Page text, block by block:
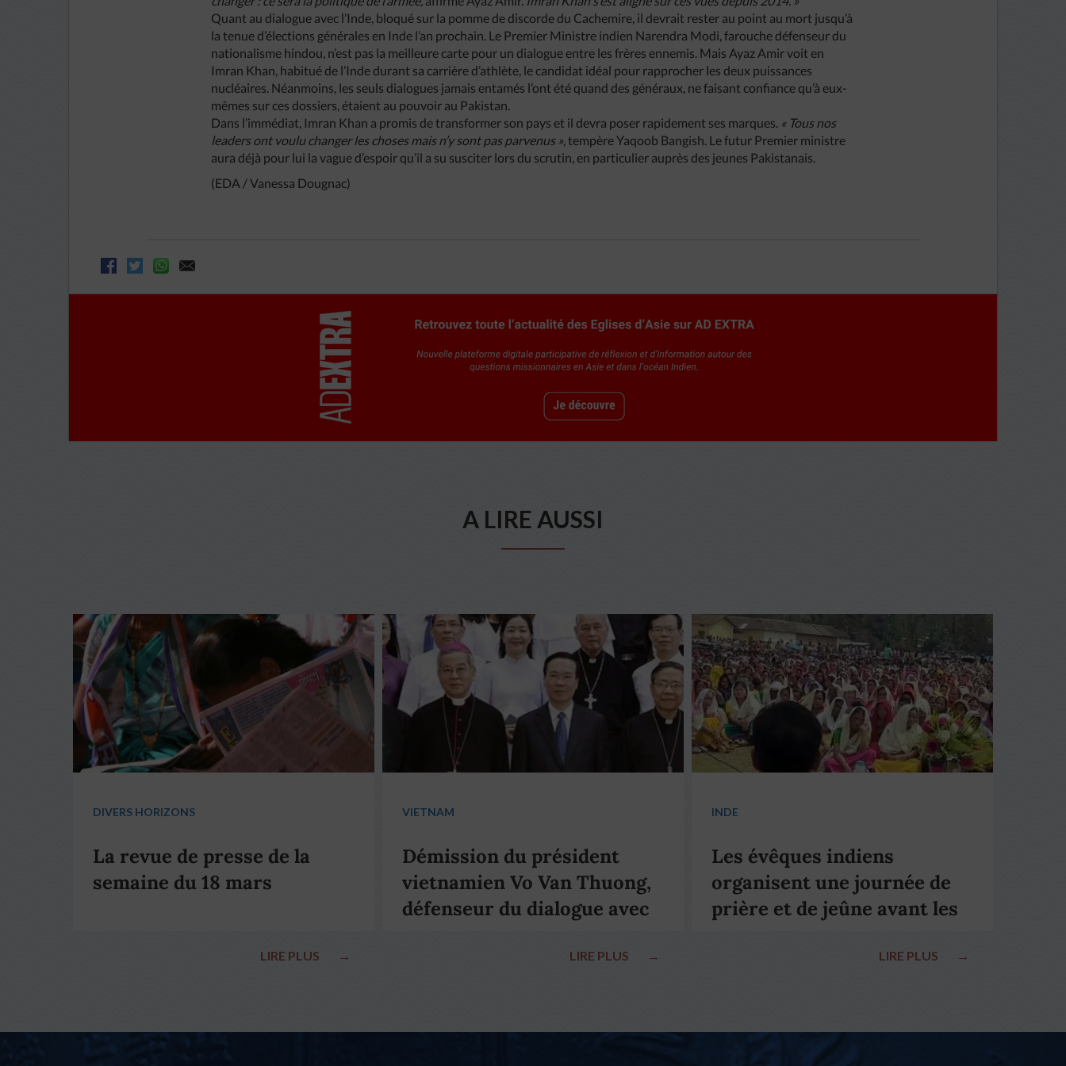
Quant au dialogue avec l’Inde, bloqué sur la pomme de discorde du Cachemire, il devrait rester au point au mort jusqu’à
la tenue d’élections générales en Inde l’an prochain. Le Premier Ministre indien Narendra Modi, farouche défenseur du
nationalisme hindou, n’est pas la meilleure carte pour un dialogue entre les frères ennemis. Mais Ayaz Amir voit en
Imran Khan, habitué de l’Inde durant sa carrière d’athlète, le candidat idéal pour rapprocher les deux puissances
nucléaires. Néanmoins, les seuls dialogues jamais entamés l’ont été quand des généraux, ne faisant confiance qu’à eux-
mêmes sur ces dossiers, étaient au pouvoir au Pakistan.
Dans l’immédiat, Imran Khan a promis de transformer son pays et il devra poser rapidement ses marques. « Tous nos
leaders ont voulu changer les choses mais n’y sont pas parvenus », tempère Yaqoob Bangish. Le futur Premier ministre
aura déjà pour lui la vague d’espoir qu’il a su susciter lors du scrutin, en particulier auprès des jeunes Pakistanais.
(EDA / Vanessa Dougnac)
A LIRE AUSSI
DIVERS HORIZONS
La revue de presse de la
semaine du 18 mars
LIRE PLUS →
VIETNAM
Démission du président
vietnamien Vo Van Thuong,
défenseur du dialogue avec
LIRE PLUS →
INDE
Les évêques indiens
organisent une journée de
prière et de jeûne avant les
LIRE PLUS →